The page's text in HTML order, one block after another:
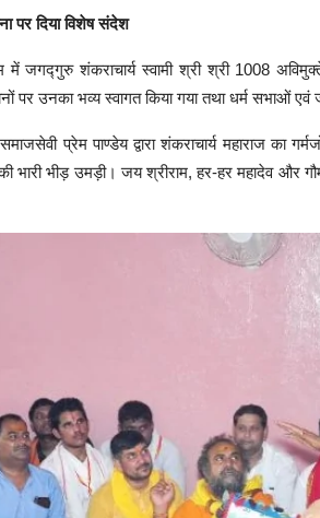
पर दिया विशेष संदेश
में जगद्गुरु शंकराचार्य स्वामी श्री श्री 1008
पर उनका भव्य स्वागत किया गया तथा धर्म सभाओं
प्रेम पाण्डेय द्वारा शंकराचार्य महाराज का
भारी भीड़ उमड़ी। जय श्रीराम, हर-हर महादेव और